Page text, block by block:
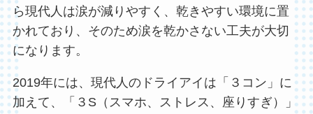
ら現代人は涙が減りやすく、乾きやすい環境に置
かれており、そのため涙を乾かさない工夫が大切
になります。
2019年には、現代人のドライアイは「３コン」に
加えて、「３S（スマホ、ストレス、座りすぎ）」